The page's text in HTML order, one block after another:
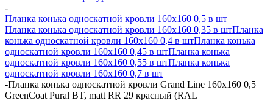
-
Планка конька односкатной кровли 160х160 0,5 в шт
Планка конька односкатной кровли 160х160 0,35 в штПланка
конька односкатной кровли 160х160 0,4 в штПланка конька
односкатной кровли 160х160 0,45 в штПланка конька
односкатной кровли 160х160 0,55 в штПланка конька
односкатной кровли 160х160 0,7 в шт
-Планка конька односкатной кровли Grand Line 160x160 0,5
GreenCoat Pural BT, matt RR 29 красный (RAL